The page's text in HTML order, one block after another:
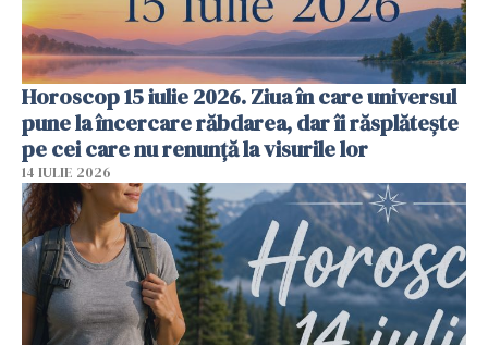
Horoscop 15 iulie 2026. Ziua în care universul
pune la încercare răbdarea, dar îi răsplătește
pe cei care nu renunță la visurile lor
14 IULIE 2026